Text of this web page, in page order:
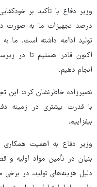
درصد تجهیزات ما به صورت
تولید ادامه داشته است. ما
اکنون قادر هستیم تا در
انجام دهیم.
نصیرزاده خاطرنشان کرد: این
با قدرت بیشتری در زمینه
بیفزاییم.
وزیر دفاع به اهمیت
بنیان در تأمین مواد اولیه
دلیل هزینه‌های تولید، در برخی